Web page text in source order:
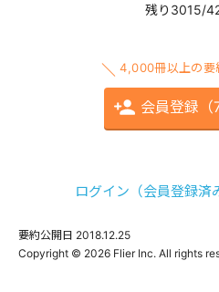
残り3015/
4,000冊以上の要
会員登録（
ログイン（会員登録済
要約公開日 2018.12.25